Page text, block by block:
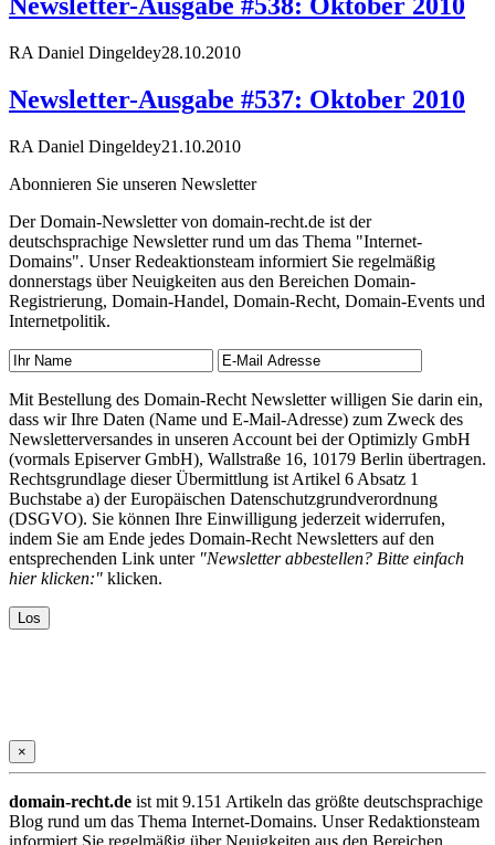
RA Daniel Dingeldey28.10.2010
Newsletter-Ausgabe #537: Oktober 2010
RA Daniel Dingeldey21.10.2010
Abonnieren Sie unseren Newsletter
Der Domain-Newsletter von domain-recht.de ist der
deutschsprachige Newsletter rund um das Thema "Internet-
Domains". Unser Redeaktionsteam informiert Sie regelmäßig
donnerstags über Neuigkeiten aus den Bereichen Domain-
Registrierung, Domain-Handel, Domain-Recht, Domain-Events und
Internetpolitik.
Mit Bestellung des Domain-Recht Newsletter willigen Sie darin ein,
dass wir Ihre Daten (Name und E-Mail-Adresse) zum Zweck des
Newsletterversandes in unseren Account bei der Optimizly GmbH
(vormals Episerver GmbH), Wallstraße 16, 10179 Berlin übertragen.
Rechtsgrundlage dieser Übermittlung ist Artikel 6 Absatz 1
Buchstabe a) der Europäischen Datenschutzgrundverordnung
(DSGVO). Sie können Ihre Einwilligung jederzeit widerrufen,
indem Sie am Ende jedes Domain-Recht Newsletters auf den
entsprechenden Link unter "Newsletter abbestellen? Bitte einfach
hier klicken:" klicken.
×
domain-recht.de ist mit 9.151 Artikeln das größte deutschsprachige
Blog rund um das Thema Internet-Domains. Unser Redaktionsteam
informiert Sie regelmäßig über Neuigkeiten aus den Bereichen